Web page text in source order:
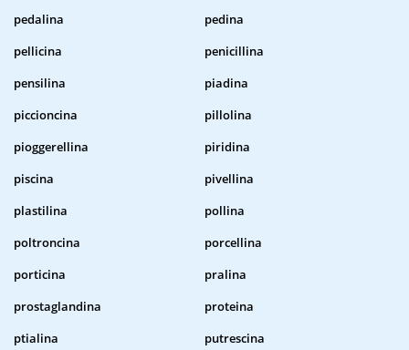
pedalina
pedina
pellicina
penicillina
pensilina
piadina
piccioncina
pillolina
pioggerellina
piridina
piscina
pivellina
plastilina
pollina
poltroncina
porcellina
porticina
pralina
prostaglandina
proteina
ptialina
putrescina